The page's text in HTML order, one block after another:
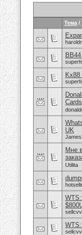
Тема /
UK
Мне
Utilita